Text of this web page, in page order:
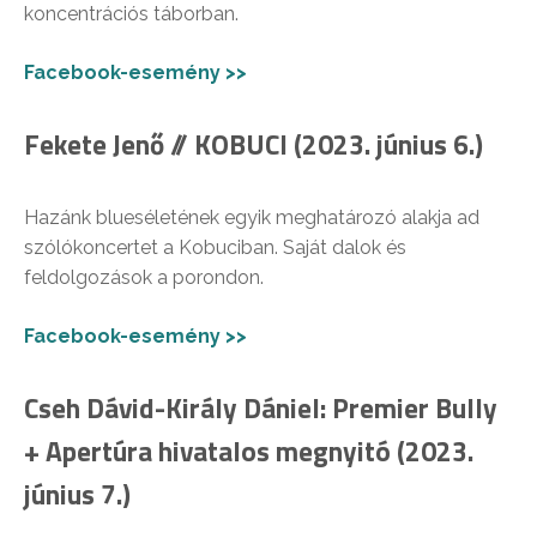
koncentrációs táborban.
Facebook-esemény >>
Fekete Jenő // KOBUCI (2023. június 6.)
Hazánk blueséletének egyik meghatározó alakja ad
szólókoncertet a Kobuciban. Saját dalok és
feldolgozások a porondon.
Facebook-esemény >>
Cseh Dávid-Király Dániel: Premier Bully
+ Apertúra hivatalos megnyitó (2023.
június 7.)